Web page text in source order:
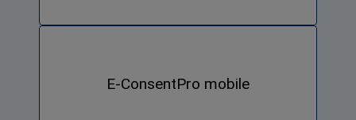
E-ConsentPro mobile